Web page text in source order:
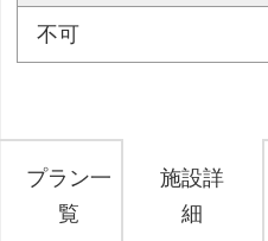
不可
プラン一
覧
施設詳
細